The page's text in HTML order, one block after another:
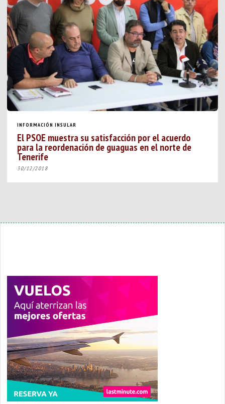
INFORMACIÓN INSULAR
El PSOE muestra su satisfacción por el acuerdo
para la reordenación de guaguas en el norte de
Tenerife
30/12/2018